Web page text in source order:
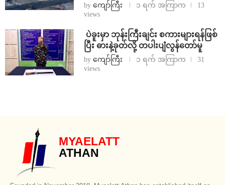
by ကျော်ကြီး ၁ ရက် အကြာက
13
views
⁩ ⁨ပဲခူးမှာ ဘုန်းကြီးချင်း စကားများရန်ဖြစ်
ပြီး ဓားနဲ့ခုတ်လို့ တပါးပျံလွန်တော်မူ
by ကျော်ကြီး ၁ ရက် အကြာက
31
views
MYAELATT
ATHAN